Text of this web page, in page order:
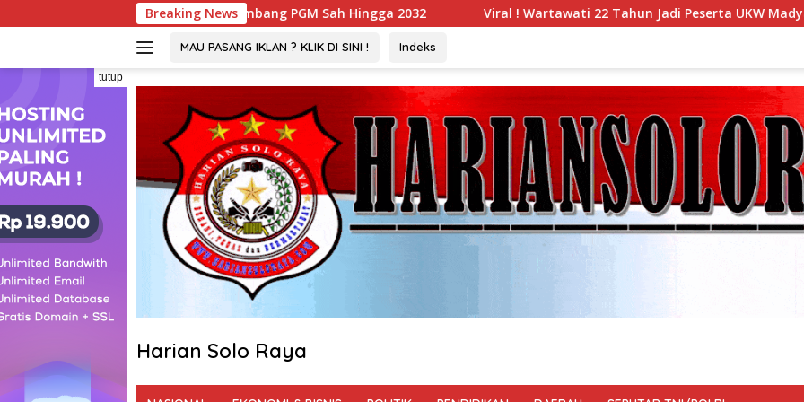
ke
Breaking News
: Izin Tambang PGM Sah Hingga 2032 Viral ! Wartawati 22 Tahun Jadi Peserta UKW Madya Termuda dan Lolos
MAU PASANG IKLAN ? KLIK DI SINI ! Indeks
tutup
Harian Solo Raya
Tegas